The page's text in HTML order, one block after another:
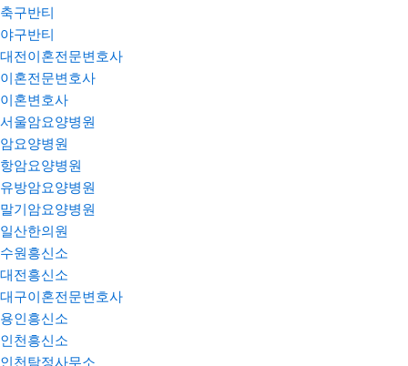
축구반티
야구반티
대전이혼전문변호사
이혼전문변호사
이혼변호사
서울암요양병원
암요양병원
항암요양병원
유방암요양병원
말기암요양병원
일산한의원
수원흥신소
대전흥신소
대구이혼전문변호사
용인흥신소
인천흥신소
인천탐정사무소